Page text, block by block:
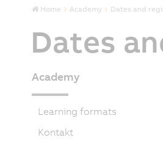
Home Academy Dates and
Dates
Academy
Learning formats
Kontakt